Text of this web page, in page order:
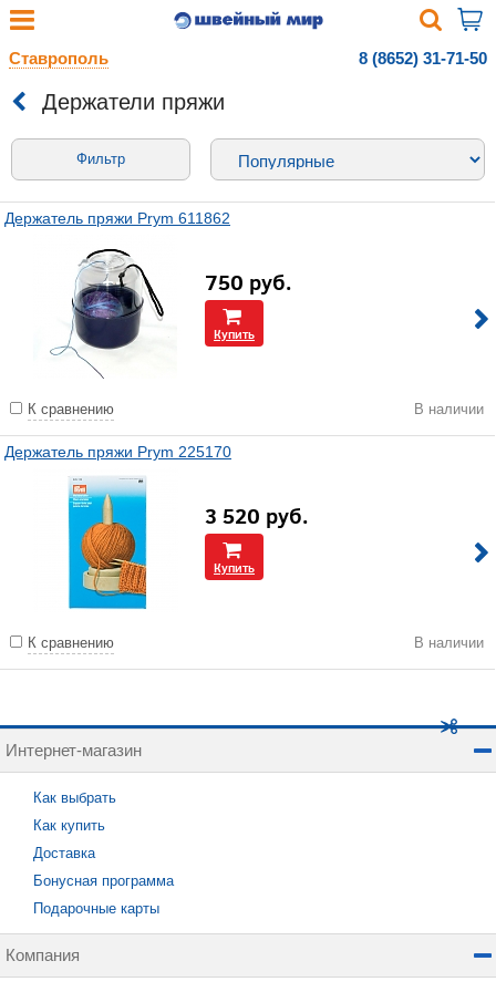
Ставрополь 8 (8652) 31-71-50
Держатели пряжи
Фильтр
Держатель пряжи Prym 611862
750 руб.
Купить
К сравнению В наличии
Держатель пряжи Prym 225170
3 520 руб.
Купить
К сравнению В наличии
Интернет-магазин
Как выбрать
Как купить
Доставка
Бонусная программа
Подарочные карты
Компания